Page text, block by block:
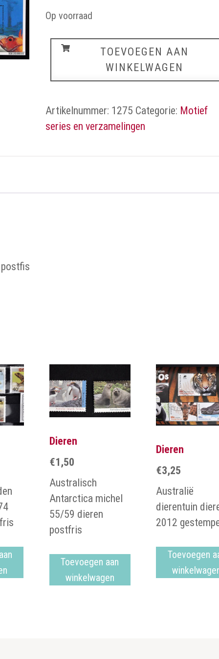
Op voorraad
Vissen
TOEVOEGEN AAN
WINKELWAGEN
Artikelnummer: 1275 Categorie: Motief
series en verzamelingen
Dieren
€1,50
Australisch
Antarctica michel
55/59 dieren
postfris
Toevoegen aan
winkelwagen
Dieren
€3,25
Australië
dierentuin
2012
Toevoegen